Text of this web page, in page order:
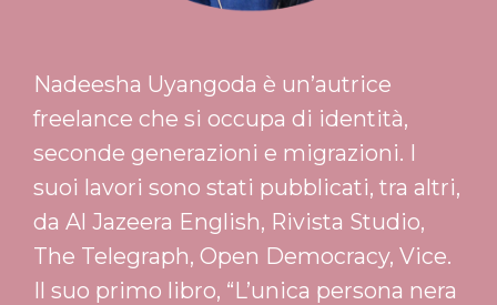
Nadeesha Uyangoda è un’autrice
freelance che si occupa di identità,
seconde generazioni e migrazioni. I
suoi lavori sono stati pubblicati, tra altri,
da Al Jazeera English, Rivista Studio,
The Telegraph, Open Democracy, Vice.
Il suo primo libro, “L’unica persona nera